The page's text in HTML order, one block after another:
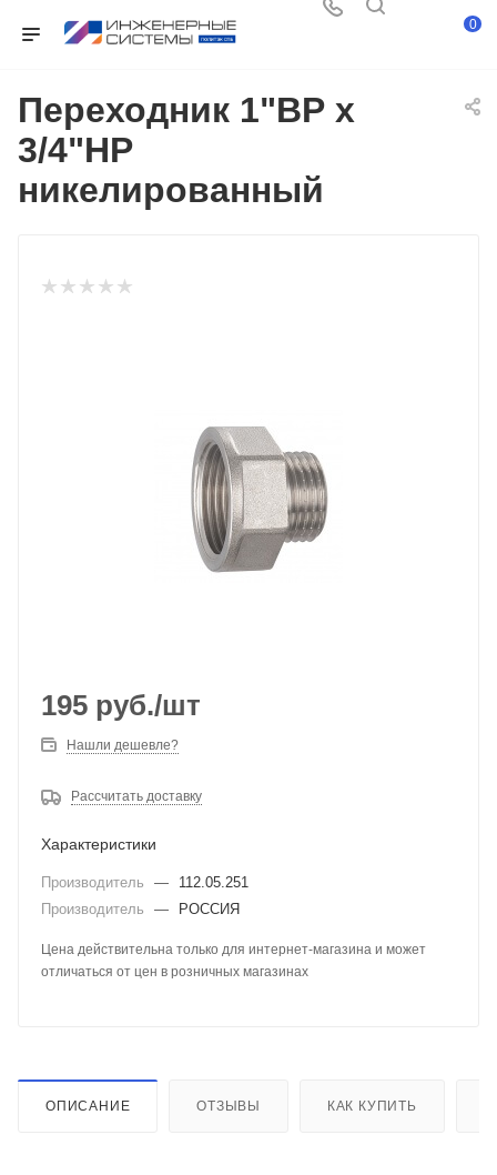
0
Переходник 1"ВР x
3/4"НР
никелированный
195 руб./шт
Нашли дешевле?
Рассчитать доставку
Характеристики
Производитель —
112.05.251
Производитель
— РОССИЯ
Цена действительна только для интернет-магазина и может
отличаться от цен в розничных магазинах
ОПИСАНИЕ ОТЗЫВЫ КАК КУПИТЬ